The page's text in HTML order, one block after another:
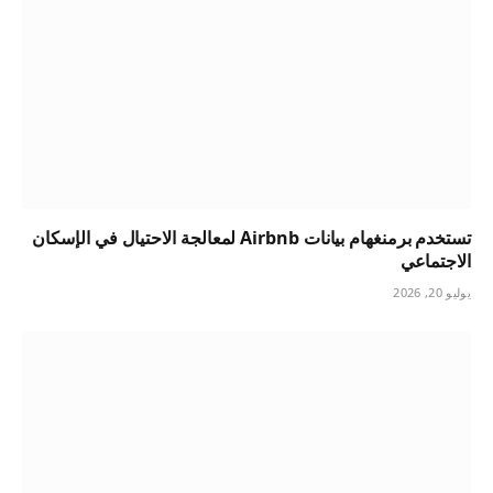
تستخدم برمنغهام بيانات Airbnb لمعالجة الاحتيال في الإسكان
الاجتماعي
يوليو 20, 2026